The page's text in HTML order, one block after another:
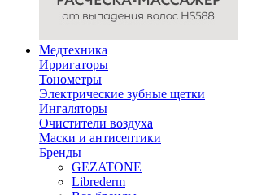
Медтехника
Ирригаторы
Тонометры
Электрические зубные щетки
Ингаляторы
Очистители воздуха
Маски и антисептики
Бренды
GEZATONE
Librederm